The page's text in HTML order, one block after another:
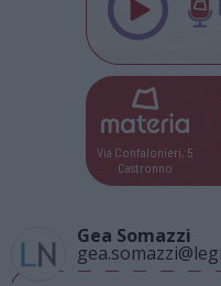
Via Confalonieri, 5
Castronno
Gea Somazzi